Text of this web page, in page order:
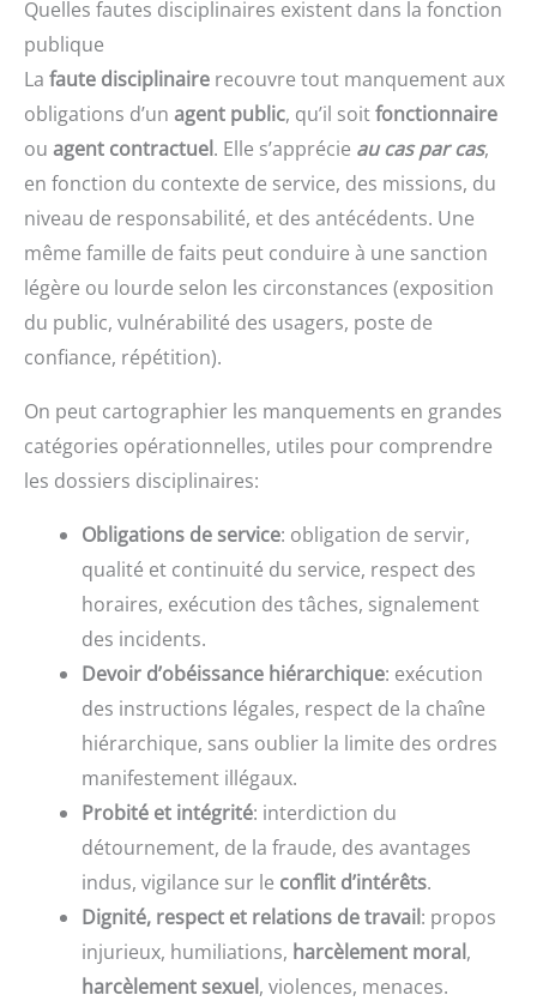
Quelles fautes disciplinaires existent dans la fonction
publique
La faute disciplinaire recouvre tout manquement aux
obligations d’un agent public, qu’il soitfonctionnaire
ou agent contractuel. Elle s’apprécie au cas par cas,
en fonction du contexte de service, des missions, du
niveau de responsabilité, et des antécédents. Une
même famille de faits peut conduire à une sanction
légère ou lourde selon les circonstances (exposition
du public, vulnérabilité des usagers, poste de
confiance, répétition).
On peut cartographier les manquements en grandes
catégories opérationnelles, utiles pour comprendre
les dossiers disciplinaires:
Obligations de service: obligation de servir,
qualité et continuité du service, respect des
horaires, exécution des tâches, signalement
des incidents.
Devoir d’obéissance hiérarchique: exécution
des instructions légales, respect de la chaîne
hiérarchique, sans oublier la limite des ordres
manifestement illégaux.
Probité et intégrité: interdiction du
détournement, de la fraude, des avantages
indus, vigilance sur le conflit d’intérêts.
Dignité, respect et relations de travail: propos
injurieux, humiliations, harcèlement moral,
harcèlement sexuel, violences, menaces.